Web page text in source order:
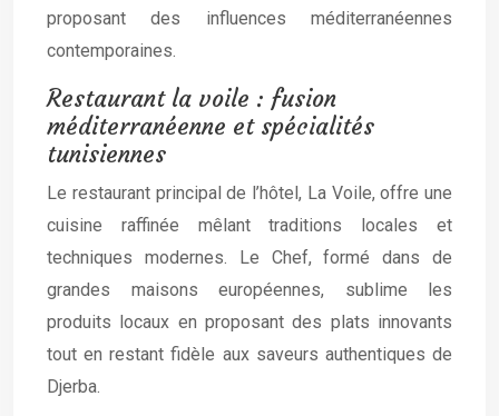
proposant des influences méditerranéennes
contemporaines.
Restaurant la voile : fusion
méditerranéenne et spécialités
tunisiennes
Le restaurant principal de l’hôtel, La Voile, offre une
cuisine raffinée mêlant traditions locales et
techniques modernes. Le Chef, formé dans de
grandes maisons européennes, sublime les
produits locaux en proposant des plats innovants
tout en restant fidèle aux saveurs authentiques de
Djerba.